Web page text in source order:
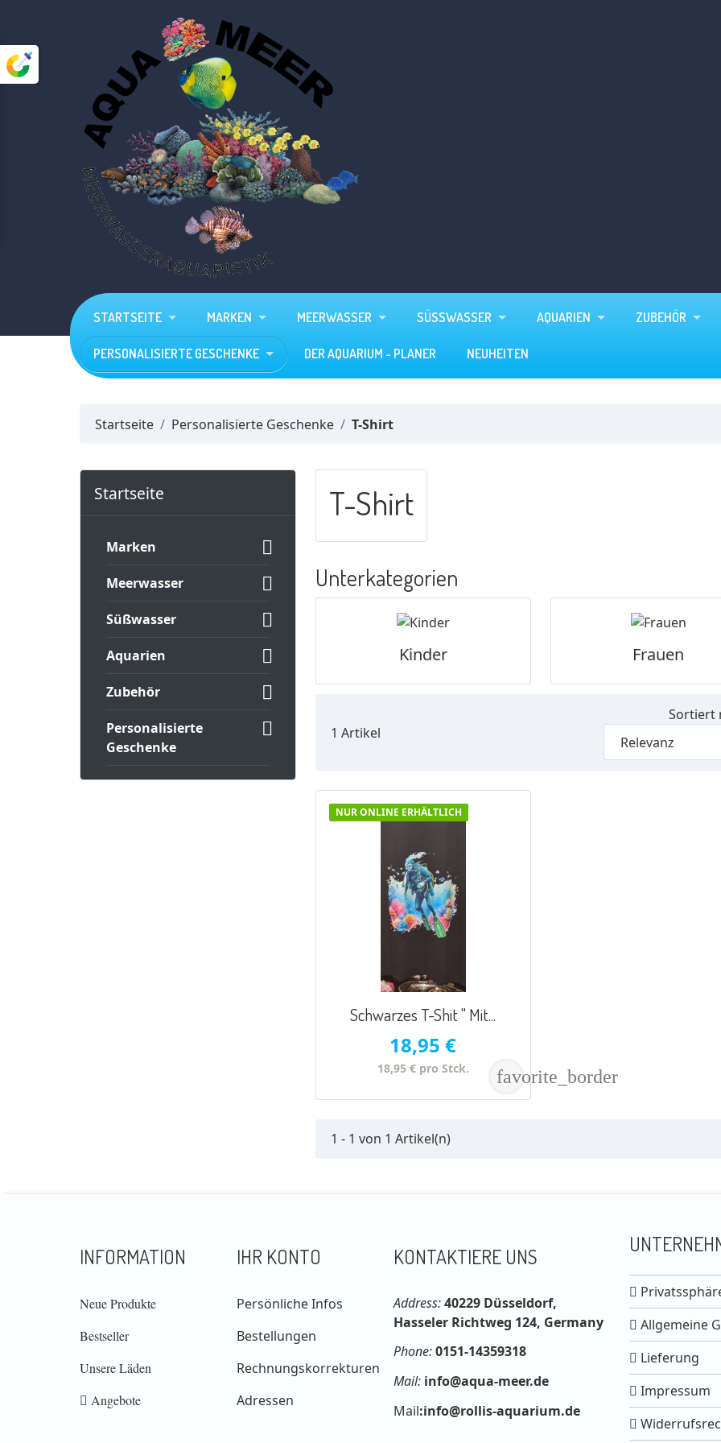
STARTSEITE MARKEN MEERWASSER SÜSSWASSER AQUARIEN ZUBEHÖR
PERSONALISIERTE GESCHENKE DER AQUARIUM - PLANER NEUHEITEN
Startseite Personalisierte Geschenke T-Shirt
Startseite
Marken 
Meerwasser 
Süßwasser 
Aquarien 
Zubehör 
Personalisierte
Geschenke

T-Shirt
Unterkategorien
Kinder Frauen
1 Artikel
Sortiert
Relevanz
NUR ONLINE ERHÄLTLICH
Schwarzes T-Shit " Mit...
18,95 €
18,95 € pro Stck. favorite_border
1 - 1 von 1 Artikel(n)
INFORMATION
Neue Produkte
Bestseller
Unsere Läden
Angebote
IHR KONTO
Persönliche Infos
Bestellungen
Rechnungskorrekturen
Adressen
KONTAKTIERE UNS
Address:40229 Düsseldorf,
Hasseler Richtweg 124, Germany
Phone:0151-14359318
Mail: info@aqua-meer.de
Mail:info@rollis-aquarium.de
Allgemeine
Lieferung
Impressum
Marken
Meerwasser
Süßwasser
Aquarien
Personalisierte Geschenke
Der Aquarium - Planer